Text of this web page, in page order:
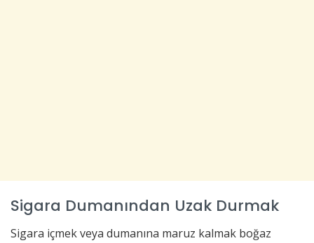
Sigara Dumanından Uzak Durmak
Sigara içmek veya dumanına maruz kalmak boğaz